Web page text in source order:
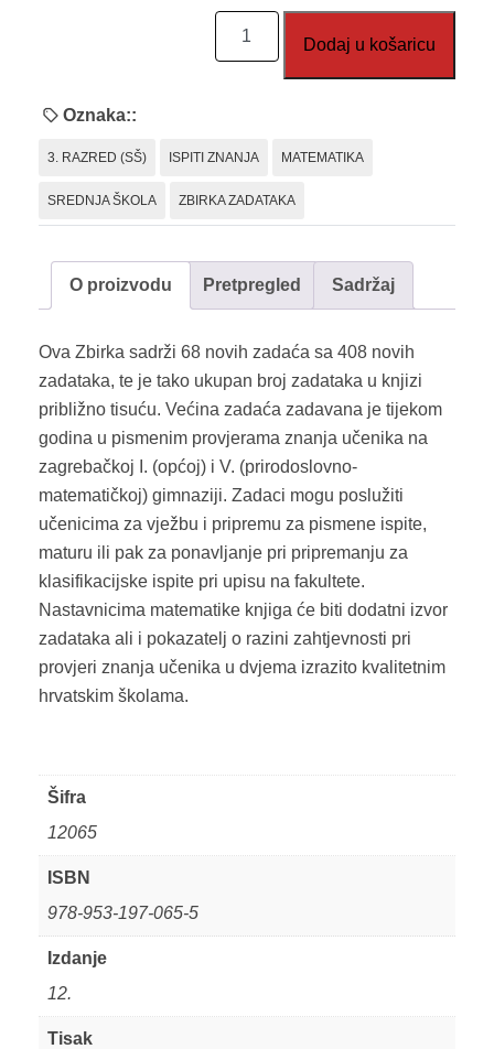
3-
Dakić
količina
Dodaj u košaricu
Oznaka::
3. RAZRED (SŠ) ISPITI ZNANJA MATEMATIKA
SREDNJA ŠKOLA ZBIRKA ZADATAKA
O proizvodu Pretpregled Sadržaj
Ova Zbirka sadrži 68 novih zadaća sa 408 novih
zadataka, te je tako ukupan broj zadataka u knjizi
približno tisuću. Većina zadaća zadavana je tijekom
godina u pismenim provjerama znanja učenika na
zagrebačkoj I. (općoj) i V. (prirodoslovno-
matematičkoj) gimnaziji. Zadaci mogu poslužiti
učenicima za vježbu i pripremu za pismene ispite,
maturu ili pak za ponavljanje pri pripremanju za
klasifikacijske ispite pri upisu na fakultete.
Nastavnicima matematike knjiga će biti dodatni izvor
zadataka ali i pokazatelj o razini zahtjevnosti pri
provjeri znanja učenika u dvjema izrazito kvalitetnim
hrvatskim školama.
Šifra
12065
ISBN
978-953-197-065-5
Izdanje
12.
Tisak